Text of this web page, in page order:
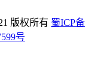
版权所有 蜀ICP备
号